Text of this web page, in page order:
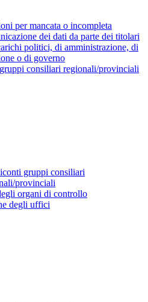
per mancata o incompleta
dei dati da parte dei titolari
politici, di amministrazione, di
o di governo
consiliari regionali/provinciali
gruppi consiliari
provinciali
organi di controllo
degli uffici